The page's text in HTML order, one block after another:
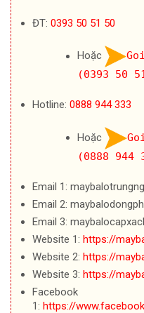
ĐT: 0393 50 51 50
Hoặc
(0393 50
Hotline: 0888 944 333
Hoặc
(0888 944
Email 1:
Email 2:
Email 3:
Website 1: https://
Website 2: https://
Website 3: https://
Facebook
1: https://